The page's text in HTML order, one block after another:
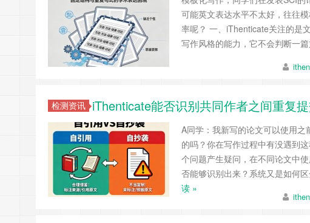
可能英文表达水平不太好，往往
率呢？ 一、iThenticate关注的是
写作风格的能力，它不会判断一
检测资讯 iThenticate能否识别共同作者之间重复
A同学：我新写的论文可以使用
的吗？你在写作过程中有没遇到
个问题产生疑问，在不同论文中
否能够识别出来？系统又是如何
读 »